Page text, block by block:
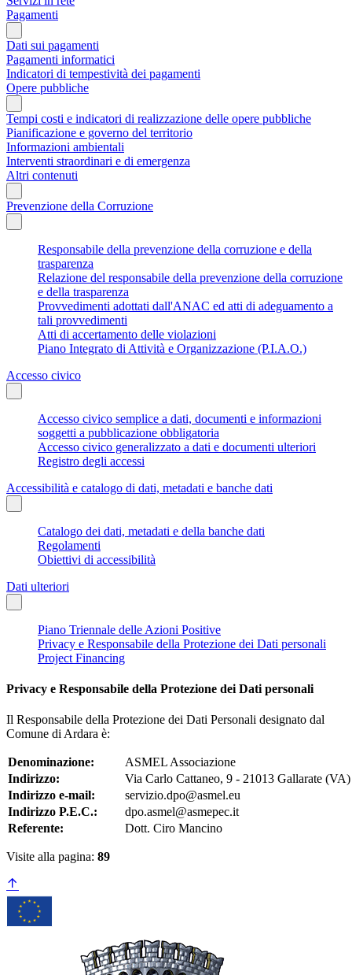
Pagamenti
Dati sui pagamenti
Pagamenti informatici
Indicatori di tempestività dei pagamenti
Opere pubbliche
Tempi costi e indicatori di realizzazione delle opere pubbliche
Pianificazione e governo del territorio
Informazioni ambientali
Interventi straordinari e di emergenza
Altri contenuti
Prevenzione della Corruzione
Responsabile della prevenzione della corruzione e della
trasparenza
Relazione del responsabile della prevenzione della corruzione
e della trasparenza
Provvedimenti adottati dall'ANAC ed atti di adeguamento a
tali provvedimenti
Atti di accertamento delle violazioni
Piano Integrato di Attività e Organizzazione (P.I.A.O.)
Accesso civico
Accesso civico semplice a dati, documenti e informazioni
soggetti a pubblicazione obbligatoria
Accesso civico generalizzato a dati e documenti ulteriori
Registro degli accessi
Accessibilità e catalogo di dati, metadati e banche dati
Catalogo dei dati, metadati e della banche dati
Regolamenti
Obiettivi di accessibilità
Dati ulteriori
Piano Triennale delle Azioni Positive
Privacy e Responsabile della Protezione dei Dati personali
Project Financing
Privacy e Responsabile della Protezione dei Dati personali
Il Responsabile della Protezione dei Dati Personali designato dal
Comune di Ardara è:
Denominazione:
ASMEL Associazione
Indirizzo:
Via Carlo Cattaneo, 9 - 21013 Gallarate (VA)
Indirizzo e-mail:
servizio.dpo@asmel.eu
Indirizzo P.E.C.:
dpo.asmel@asmepec.it
Referente:
Dott. Ciro Mancino
Visite alla pagina: 89